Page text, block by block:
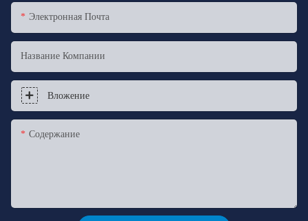
Электронная Почта
Название Компании
Вложение
Содержание